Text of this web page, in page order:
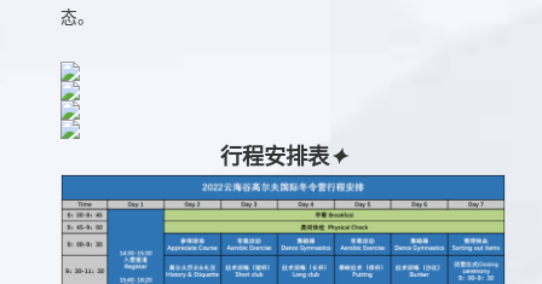
态。
行程安排表✦